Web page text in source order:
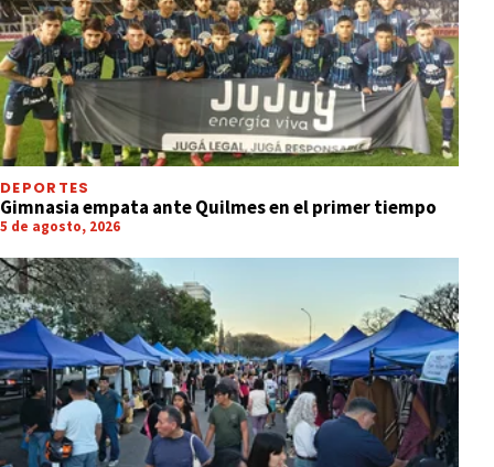
DEPORTES
Gimnasia empata ante Quilmes en el primer tiempo
5 de agosto, 2026